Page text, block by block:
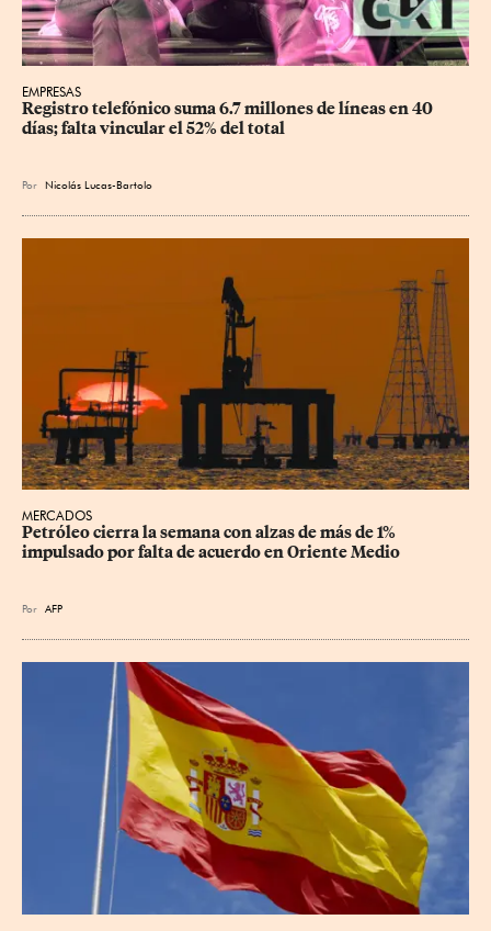
EMPRESAS
Registro telefónico suma 6.7 millones de líneas en 40
días; falta vincular el 52% del total
Por Nicolás Lucas-Bartolo
MERCADOS
Petróleo cierra la semana con alzas de más de 1%
impulsado por falta de acuerdo en Oriente Medio
Por AFP